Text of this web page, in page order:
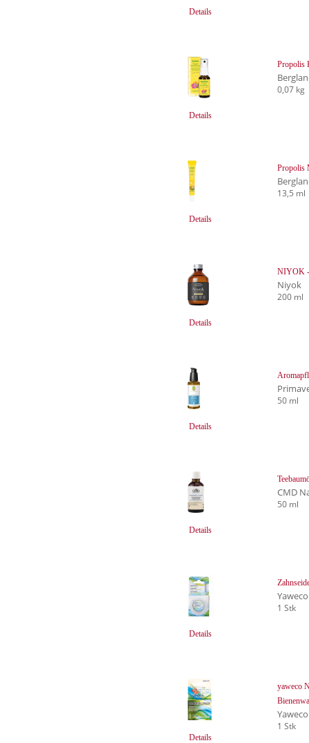
Details
Details
Propolis
0,07 kg
Details
Propolis
13,5 ml
Details
NIYOK -
Niyok
200 ml
Details
50 ml
Details
CMD
50 ml
Details
Yaweco
1 Stk
Details
yaweco
Yaweco
1 Stk